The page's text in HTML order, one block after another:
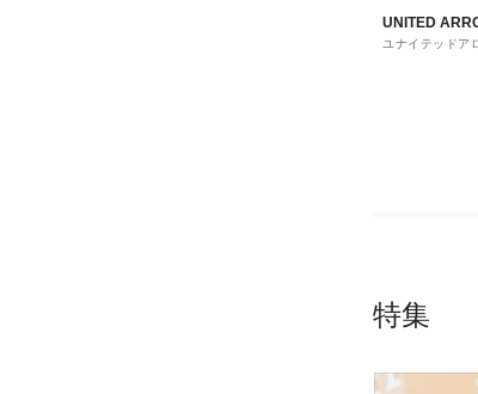
UNITED
ユナイテッドア
特集